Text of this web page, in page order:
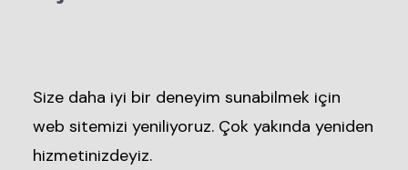
Size daha iyi bir deneyim sunabilmek için
web sitemizi yeniliyoruz. Çok yakında yeniden
hizmetinizdeyiz.